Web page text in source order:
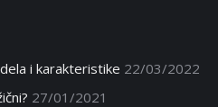
i karakteristike 22/03/2022
27/01/2021